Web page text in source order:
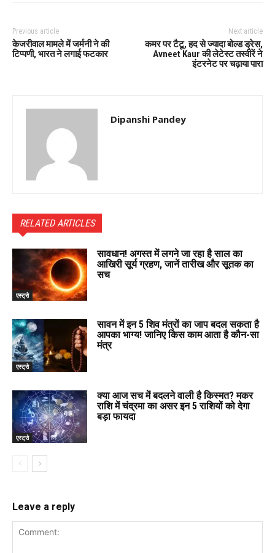
Previous article
केजरीवाल मामले में जर्मनी ने की
टिप्पणी, भारत ने लगाई फटकार
Next article
कमर पर टैटू, हद से ज्यादा बोल्ड ड्रेस,
Avneet Kaur की लेटेस्ट तस्वीरें ने
इंटरनेट पर चढ़ाया पारा
Dipanshi Pandey
RELATED ARTICLES
एस्ट्रो
सावधान! अगस्त में लगने जा रहा है साल का
आखिरी सूर्य ग्रहण, जानें तारीख और सूतक का
सच
एस्ट्रो
सावन में इन 5 शिव मंत्रों का जाप बदल सकता है
आपका भाग्य! जानिए किस काम आता है कौन-सा
मंत्र
एस्ट्रो
क्या आज सच में बदलने वाली है किस्मत? मकर
राशि में चंद्रमा का असर इन 5 राशियों को देगा
बड़ा फायदा
Leave a reply